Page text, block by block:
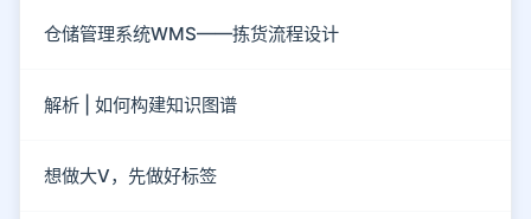
仓储管理系统WMS——拣货流程设计
解析 | 如何构建知识图谱
想做大V，先做好标签